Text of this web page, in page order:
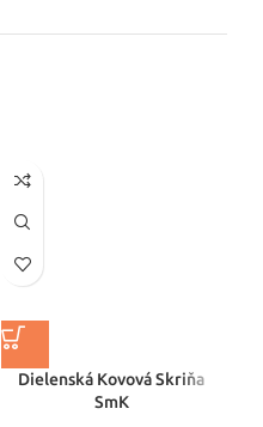
Dielenská Kovová Skriňa
SmK